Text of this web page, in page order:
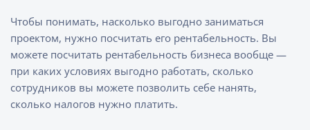
Чтобы понимать, насколько выгодно заниматься
проектом, нужно посчитать его рентабельность. Вы
можете посчитать рентабельность бизнеса вообще —
при каких условиях выгодно работать, сколько
сотрудников вы можете позволить себе нанять,
сколько налогов нужно платить.